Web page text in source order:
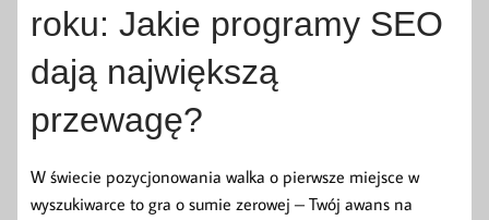
roku: Jakie programy SEO
dają największą
przewagę?
W świecie pozycjonowania walka o pierwsze miejsce w
wyszukiwarce to gra o sumie zerowej – Twój awans na